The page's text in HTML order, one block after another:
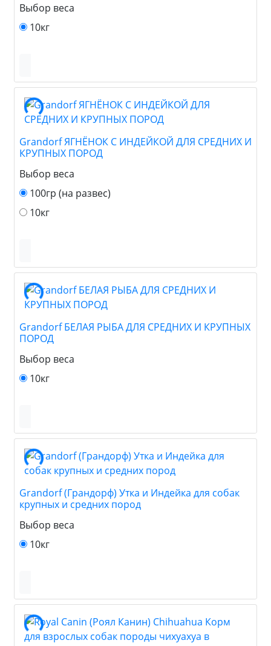
Выбор веса
10кг
Grandorf ЯГНЁНОК С ИНДЕЙКОЙ ДЛЯ СРЕДНИХ И
КРУПНЫХ ПОРОД
Выбор веса
100гр (на развес)
10кг
Grandorf БЕЛАЯ РЫБА ДЛЯ СРЕДНИХ И КРУПНЫХ
ПОРОД
Выбор веса
10кг
Grandorf (Грандорф) Утка и Индейка для собак
крупных и средних пород
Выбор веса
10кг